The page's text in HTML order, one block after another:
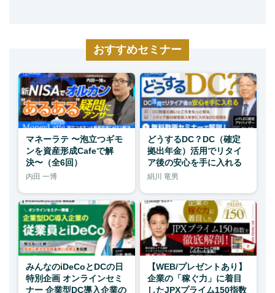
おすすめセミナー
マネーラテ 〜泡立つギモ
ンを資産形成Cafeで解
決〜（全6回）
内田 一博
どうするDC？DC（確定
拠出年金）活用でリタイ
ア後の安心を手に入れる
絹川 竜男
みんなのiDeCoとDCの日
特別企画 オンラインセミ
ナー 企業型DC導入企業の
【WEB/プレゼントあり】
企業の「稼ぐ力」に着目
したJPXプライム150指数